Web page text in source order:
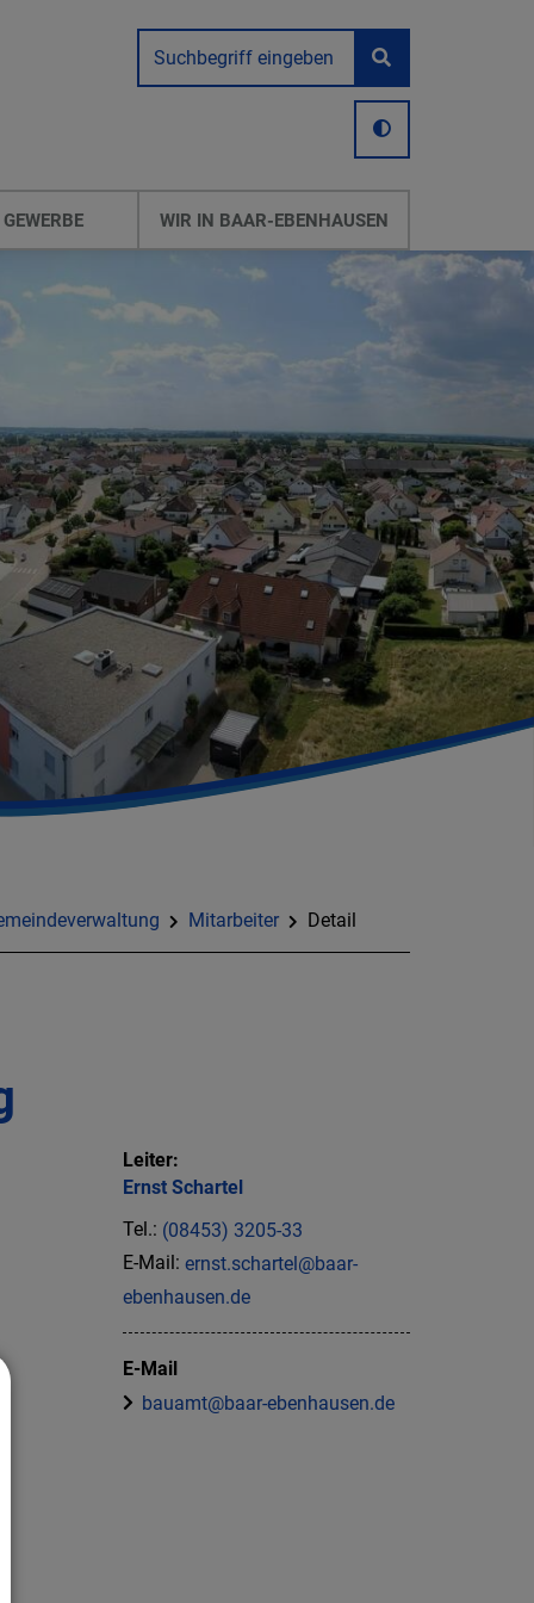
WIR IN BAAR-EBENHAUSEN
Mitarbeiter Detail
Leiter:
Ernst Schartel
Tel.: (08453) 3205-33
E-Mail: ernst.schartel@baar-
ebenhausen.de
E-Mail
bauamt@baar-ebenhausen.de